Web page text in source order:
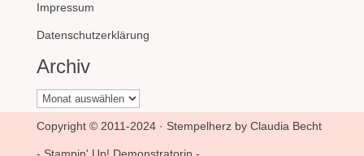
Impressum
Datenschutzerklärung
Archiv
Archiv
Copyright © 2011-2024 · Stempelherz by Claudia Becht